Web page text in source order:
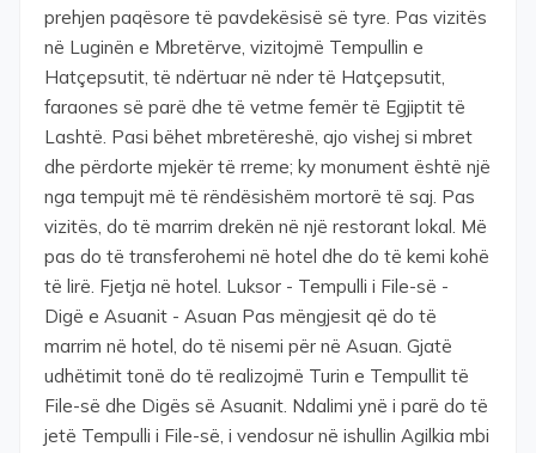
prehjen paqësore të pavdekësisë së tyre. Pas vizitës
në Luginën e Mbretërve, vizitojmë Tempullin e
Hatçepsutit, të ndërtuar në nder të Hatçepsutit,
faraones së parë dhe të vetme femër të Egjiptit të
Lashtë. Pasi bëhet mbretëreshë, ajo vishej si mbret
dhe përdorte mjekër të rreme; ky monument është një
nga tempujt më të rëndësishëm mortorë të saj. Pas
vizitës, do të marrim drekën në një restorant lokal. Më
pas do të transferohemi në hotel dhe do të kemi kohë
të lirë. Fjetja në hotel. Luksor - Tempulli i File-së -
Digë e Asuanit - Asuan Pas mëngjesit që do të
marrim në hotel, do të nisemi për në Asuan. Gjatë
udhëtimit tonë do të realizojmë Turin e Tempullit të
File-së dhe Digës së Asuanit. Ndalimi ynë i parë do të
jetë Tempulli i File-së, i vendosur në ishullin Agilkia mbi